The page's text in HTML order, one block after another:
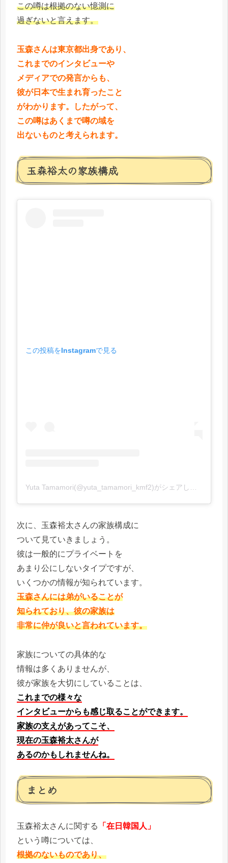
この噂は根拠のない憶測に
過ぎないと言えます。
玉森さんは東京都出身であり、
これまでのインタビューや
メディアでの発言からも、
彼が日本で生まれ育ったこと
がわかります。したがって、
この噂はあくまで噂の域を
出ないものと考えられます。
玉森裕太の家族構成
この投稿をInstagramで見る
次に、玉森裕太さんの家族構成に
ついて見ていきましょう。
彼は一般的にプライベートを
あまり公にしないタイプですが、
いくつかの情報が知られています。
玉森さんには弟がいることが
知られており、彼の家族は
非常に仲が良いと言われています。
家族についての具体的な
情報は多くありませんが、
彼が家族を大切にしていることは、
これまでの様々な
インタビューからも感じ取ることができます。
家族の支えがあってこそ、
現在の玉森裕太さんが
あるのかもしれませんね。
まとめ
玉森裕太さんに関する
「在日韓国人」
という噂については、
根拠のないものであり、